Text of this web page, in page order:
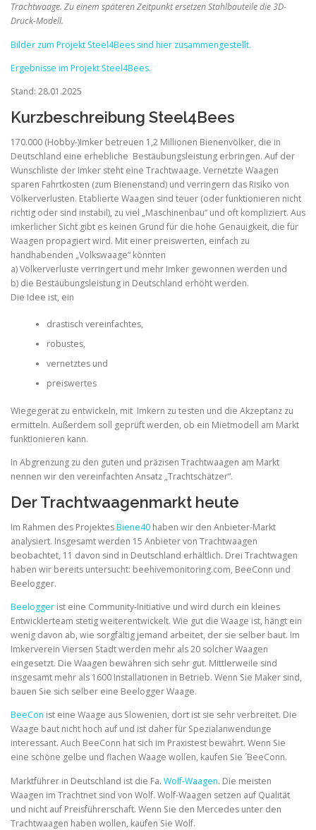
Trachtwaage. Zu einem späteren Zeitpunkt ersetzen Stahlbauteile die 3D-
Druck-Modell.
Bilder zum Projekt Steel4Bees sind hier zusammengestellt.
Ergebnisse im Projekt Steel4Bees.
Stand: 28.01.2025
Kurzbeschreibung Steel4Bees
170.000 (Hobby-)Imker betreuen 1,2 Millionen Bienenvölker, die in
Deutschland eine erhebliche Bestäubungsleistung erbringen. Auf der
Wunschliste der Imker steht eine Trachtwaage. Vernetzte Waagen
sparen Fahrtkosten (zum Bienenstand) und verringern das Risiko von
Völkerverlusten. Etablierte Waagen sind teuer (oder funktionieren nicht
richtig oder sind instabil), zu viel „Maschinenbau“ und oft kompliziert. Aus
imkerlicher Sicht gibt es keinen Grund für die hohe Genauigkeit, die für
Waagen propagiert wird. Mit einer preiswerten, einfach zu
handhabenden „Volkswaage“ könnten
a) Völkerverluste verringert und mehr Imker gewonnen werden und
b) die Bestäubungsleistung in Deutschland erhöht werden.
Die Idee ist, ein
drastisch vereinfachtes,
robustes,
vernetztes und
preiswertes
Wiegegerät zu entwickeln, mit Imkern zu testen und die Akzeptanz zu
ermitteln. Außerdem soll geprüft werden, ob ein Mietmodell am Markt
funktionieren kann.
In Abgrenzung zu den guten und präzisen Trachtwaagen am Markt
nennen wir den vereinfachten Ansatz „Trachtschätzer“.
Der Trachtwaagenmarkt heute
Im Rahmen des ProjektesBiene40 haben wir den Anbieter-Markt
analysiert. Insgesamt werden 15 Anbieter von Trachtwaagen
beobachtet, 11 davon sind in Deutschland erhältlich. Drei Trachtwagen
haben wir bereits untersucht: beehivemonitoring.com, BeeConn und
Beelogger.
Beelogger ist eine Community-Initiative und wird durch ein kleines
Entwicklerteam stetig weiterentwickelt. Wie gut die Waage ist, hängt ein
wenig davon ab, wie sorgfältig jemand arbeitet, der sie selber baut. Im
Imkerverein Viersen Stadt werden mehr als 20 solcher Waagen
eingesetzt. Die Waagen bewähren sich sehr gut. Mittlerweile sind
insgesamt mehr als 1600 Installationen in Betrieb. Wenn Sie Maker sind,
bauen Sie sich selber eine Beelogger Waage.
BeeCon ist eine Waage aus Slowenien, dort ist sie sehr verbreitet. Die
Waage baut nicht hoch auf und ist daher für Spezialanwendunge
interessant. Auch BeeConn hat sich im Praxistest bewährt. Wenn Sie
eine schöne gelbe und flachen Waage wollen, kaufen Sie ´BeeConn.
Marktführer in Deutschland ist die Fa. Wolf-Waagen. Die meisten
Waagen im Trachtnet sind von Wolf. Wolf-Waagen setzen auf Qualität
und nicht auf Preisführerschaft. Wenn Sie den Mercedes unter den
Trachtwaagen haben wollen, kaufen Sie Wolf.